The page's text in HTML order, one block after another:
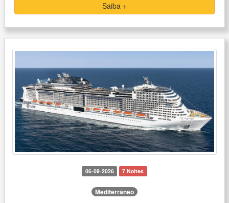
Saiba +
06-09-2026 7 Noites
Mediterrâneo